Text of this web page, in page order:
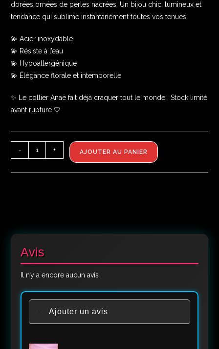
dorées ornées de perles nacrées. Un bijou chic, lumineux et
tendance qui sublime instantanément toutes vos tenues.
💫 Acier inoxydable
💫 Résiste à l’eau
💫 Hypoallergénique
💫 Élégance florale et intemporelle
✨ Le collier Anaë fait déjà craquer tout le monde… Stock limité
avant rupture 🤍
- + AJOUTER AU PANIER
Avis
Il n’y a encore aucun avis
Ajouter un avis